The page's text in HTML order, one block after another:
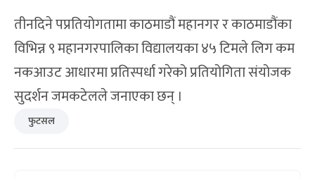
तीनदिने पप्रतियोगतामा काठमाडौं महानगर र काठमाडौंका
विभिन्न ९ महानगरपालिका विद्यालयका ४५ टिमले लिग कम
नकआउट आधारमा प्रतिस्पर्धा गरेको प्रतियोगिता संयोजक
सुदर्शन जमकटेलले जनाएका छन् ।
फुटसल